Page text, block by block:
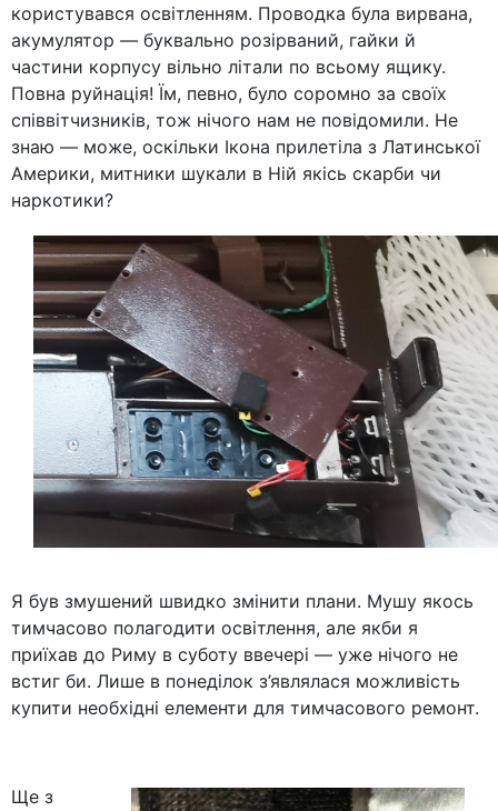
користувався освітленням. Проводка була вирвана,
акумулятор — буквально розірваний, гайки й
частини корпусу вільно літали по всьому ящику.
Повна руйнація! Їм, певно, було соромно за своїх
співвітчизників, тож нічого нам не повідомили. Не
знаю — може, оскільки Ікона прилетіла з Латинської
Америки, митники шукали в Ній якісь скарби чи
наркотики?
Я був змушений швидко змінити плани. Мушу якось
тимчасово полагодити освітлення, але якби я
приїхав до Риму в суботу ввечері — уже нічого не
встиг би. Лише в понеділок з’являлася можливість
купити необхідні елементи для тимчасового ремонт.
Ще з